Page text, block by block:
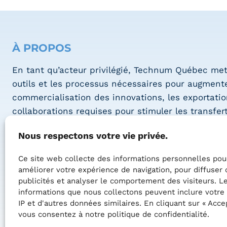
Nous respectons votre vie privée.
Ce site web collecte des informations personnelles
améliorer votre expérience de navigation, pour diffuser
publicités et analyser le comportement des visiteurs.
informations que nous collectons peuvent inclure votre
IP et d'autres données similaires. En cliquant sur «
vous consentez à notre politique de confidentialité.
À PROPOS
En tant qu’acteur privilégié, Technum Québec
outils et les processus nécessaires pour
commercialisation des innovations, les
collaborations requises pour stimuler les
technologiques entre les divers acteurs
des systèmes électroniques intelligents.
La zone est le catalyseur des interactions
dynamiser la création de nouveautés
les secteurs de l’économie québécoise et
de la croissance de jeunes entreprises.